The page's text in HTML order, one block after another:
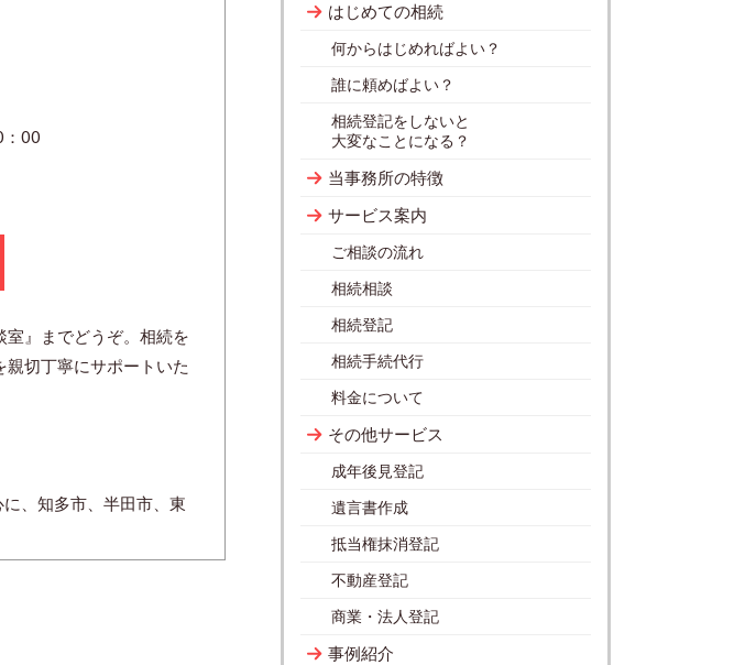
00
』までどうぞ。相続を
切丁寧にサポートいた
、知多市、半田市、東
はじめての相続
何からはじめればよい？
誰に頼めばよい？
相続登記をしないと
大変なことになる？
当事務所の特徴
サービス案内
ご相談の流れ
相続相談
相続登記
相続手続代行
料金について
その他サービス
成年後見登記
遺言書作成
抵当権抹消登記
不動産登記
商業・法人登記
事例紹介